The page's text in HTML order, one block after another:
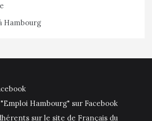
Hambourg
Hambourg" sur Facebook
sur le site de Français du